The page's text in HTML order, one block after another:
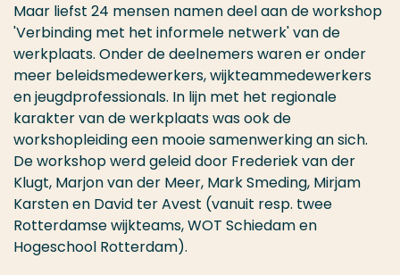
Maar liefst 24 mensen namen deel aan de workshop
'Verbinding met het informele netwerk' van de
werkplaats. Onder de deelnemers waren er onder
meer beleidsmedewerkers, wijkteammedewerkers
en jeugdprofessionals. In lijn met het regionale
karakter van de werkplaats was ook de
workshopleiding een mooie samenwerking an sich.
De workshop werd geleid door Frederiek van der
Klugt, Marjon van der Meer, Mark Smeding, Mirjam
Karsten en David ter Avest (vanuit resp. twee
Rotterdamse wijkteams, WOT Schiedam en
Hogeschool Rotterdam).